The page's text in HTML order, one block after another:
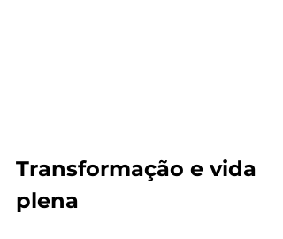
Transformação e vida
plena